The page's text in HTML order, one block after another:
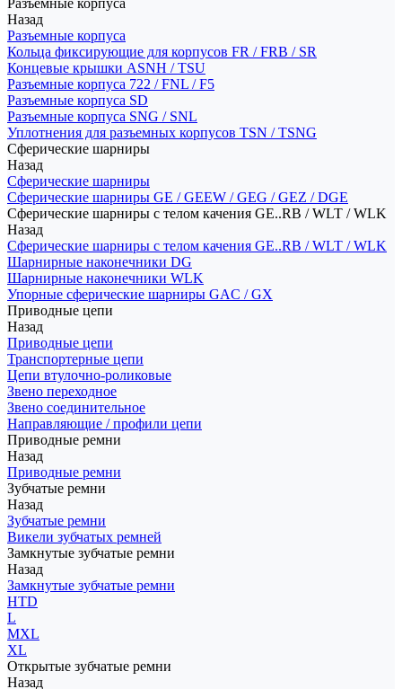
Разъемные корпуса
Назад
Разъемные корпуса
Кольца фиксирующие для корпусов FR / FRB / SR
Концевые крышки ASNH / TSU
Разъемные корпуса 722 / FNL / F5
Разъемные корпуса SD
Разъемные корпуса SNG / SNL
Уплотнения для разъемных корпусов TSN / TSNG
Сферические шарниры
Назад
Сферические шарниры
Сферические шарниры GE / GEEW / GEG / GEZ / DGE
Сферические шарниры с телом качения GE..RB / WLT / WLK
Назад
Сферические шарниры с телом качения GE..RB / WLT / WLK
Шарнирные наконечники DG
Шарнирные наконечники WLK
Упорные сферические шарниры GAC / GX
Приводные цепи
Назад
Приводные цепи
Транспортерные цепи
Цепи втулочно-роликовые
Звено переходное
Звено соединительное
Направляющие / профили цепи
Приводные ремни
Назад
Приводные ремни
Зубчатые ремни
Назад
Зубчатые ремни
Викели зубчатых ремней
Замкнутые зубчатые ремни
Назад
Замкнутые зубчатые ремни
HTD
L
MXL
XL
Открытые зубчатые ремни
Назад